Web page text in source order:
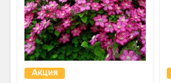
Акция